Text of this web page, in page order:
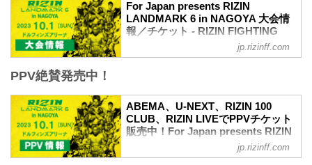
For Japan presents RIZIN
LANDMARK 6 in NAGOYA 大会情
報／チケット - RIZIN FIGHTING
FEDERATION オフィシャルサイト
youtu.be
For Japan presents RIZIN LANDMARK 6
in NAGOYA大会概要
2023年10月1日（日）11:30開場 / 13:00開
jp.rizinff.com
PPV絶賛発売中！
ABEMA、U-NEXT、RIZIN 100
CLUB、RIZIN LIVEでPPVチケット
販売中！For Japan presents RIZIN
LANDMARK 6 in NAGOYA PPV配
信情報 - RIZIN FIGHTING
jp.rizinff.com